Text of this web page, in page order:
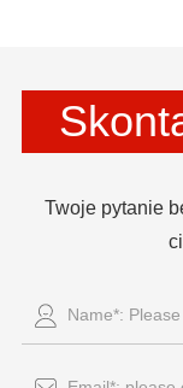
Twoje pytanie